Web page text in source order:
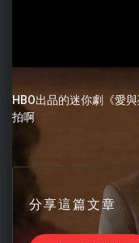
HBO出品的迷你劇《愛
拍啊
分享這篇文章